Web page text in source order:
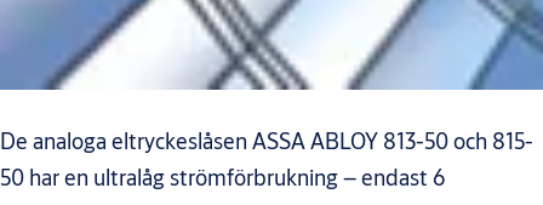
De analoga eltryckeslåsen ASSA ABLOY 813-50 och 815-
50 har en ultralåg strömförbrukning – endast 6